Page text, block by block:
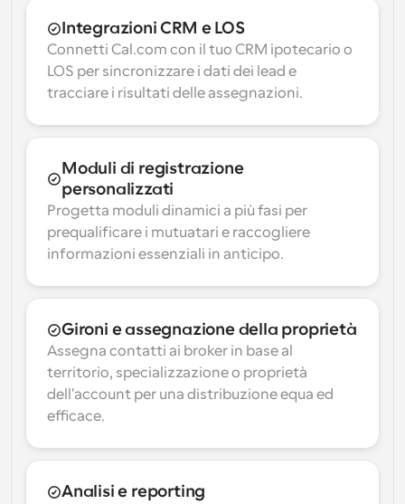
Integrazioni CRM e LOS
Connetti Cal.com con il tuo CRM ipotecario o
LOS per sincronizzare i dati dei lead e
tracciare i risultati delle assegnazioni.
Moduli di registrazione
personalizzati
Progetta moduli dinamici a più fasi per
prequalificare i mutuatari e raccogliere
informazioni essenziali in anticipo.
Gironi e assegnazione della proprietà
Assegna contatti ai broker in base al
territorio, specializzazione o proprietà
dell'account per una distribuzione equa ed
efficace.
Analisi e reporting